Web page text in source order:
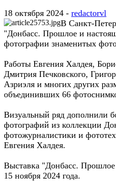
18 октября 2024 - redactorvl
В Санкт-
"Донбасс. Прошлое и
фотографии знаменитых
Работы Евгения Халдея,
Дмитрия Печковского,
Азриэля и многих других
объединивших 66
Визуальный ряд дополнили
фотографий из коллекции
фотожурналистики и
Евгения Халдея.
Выставка "Донбасс. Прошлое
15 ноября 2024 года.